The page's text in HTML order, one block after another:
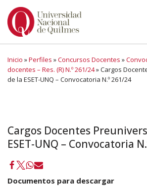
Ir
Inicio »Perfiles »Concursos Docentes »
docentes – Res. (R) N.º 261/24»Cargos
de la ESET-UNQ – Convocatoria N.º 261/24
Cargos Docentes
ESET-UNQ – Convocatoria
Documentos para descargar